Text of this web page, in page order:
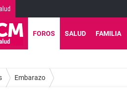
FOROS SALUD FAMILIA
Embarazo